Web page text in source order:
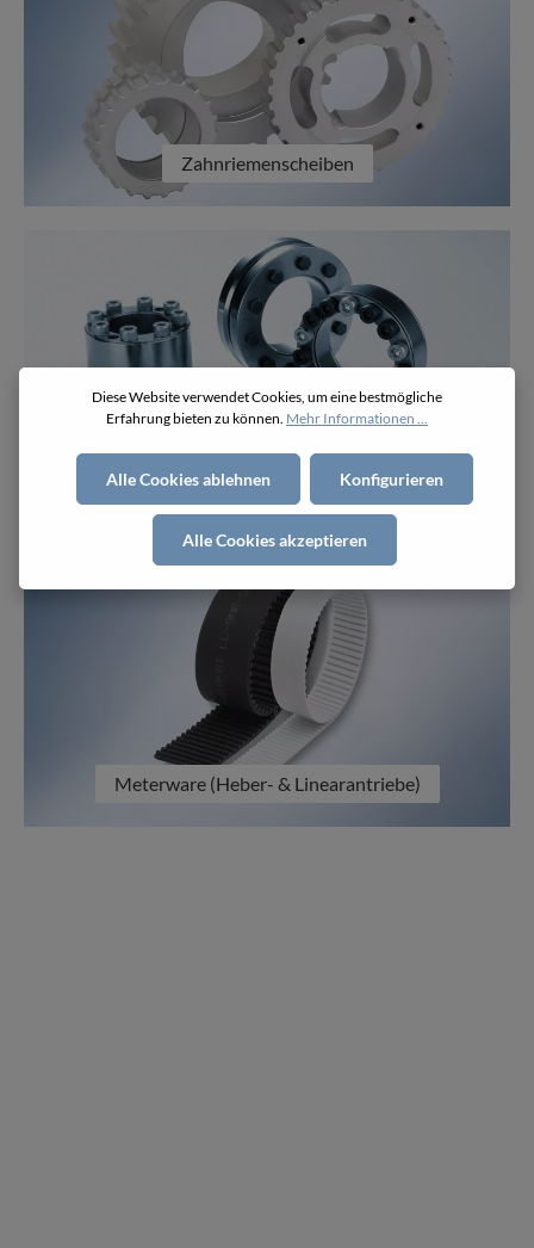
Zahnriemenscheiben
Zubehör
Meterware (Heber- & Linearantriebe)
Diese Website verwendet Cookies, um eine bestmögliche
Erfahrung bieten zu können. Mehr Informationen ...
Alle Cookies ablehnen Konfigurieren
Alle Cookies akzeptieren